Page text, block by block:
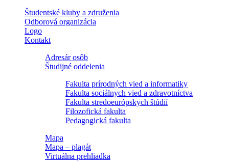
Študentské kluby a združenia
Odborová organizácia
Logo
Kontakt
Adresár osôb
Študijné oddelenia
Fakulta prírodných vied a informatiky
Fakulta sociálnych vied a zdravotníctva
Fakulta stredoeurópskych štúdií
Filozofická fakulta
Pedagogická fakulta
Mapa
Mapa – plagát
Virtuálna prehliadka